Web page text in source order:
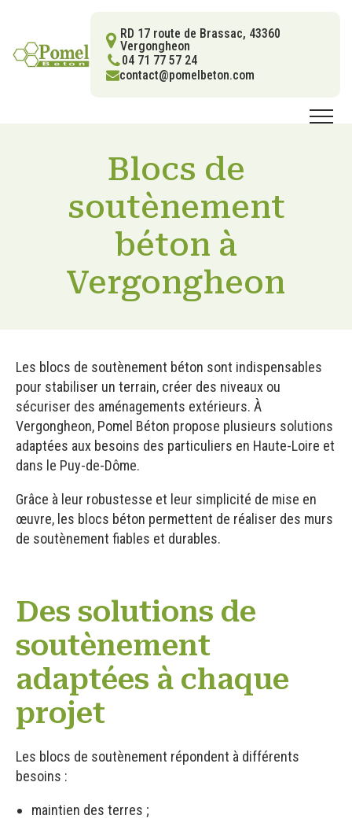
RD 17 route de Brassac, 43360
Vergongheon
04 71 77 57 24
contact@pomelbeton.com
Blocs de
soutènement
béton à
Vergongheon
Les blocs de soutènement béton sont indispensables
pour stabiliser un terrain, créer des niveaux ou
sécuriser des aménagements extérieurs. À
Vergongheon, Pomel Béton propose plusieurs solutions
adaptées aux besoins des particuliers en Haute-Loire et
dans le Puy-de-Dôme.
Grâce à leur robustesse et leur simplicité de mise en
œuvre, les blocs béton permettent de réaliser des murs
de soutènement fiables et durables.
Des solutions de
soutènement
adaptées à chaque
projet
Les blocs de soutènement répondent à différents
besoins :
maintien des terres ;